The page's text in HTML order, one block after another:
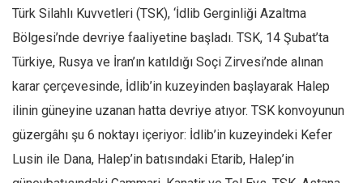
Türk Silahlı Kuvvetleri (TSK), ‘İdlib Gerginliği Azaltma
Bölgesi’nde devriye faaliyetine başladı. TSK, 14 Şubat’ta
Türkiye, Rusya ve İran’ın katıldığı Soçi Zirvesi’nde alınan
karar çerçevesinde, İdlib’in kuzeyinden başlayarak Halep
ilinin güneyine uzanan hatta devriye atıyor. TSK konvoyunun
güzergâhı şu 6 noktayı içeriyor: İdlib’in kuzeyindeki Kefer
Lusin ile Dana, Halep’in batısındaki Etarib, Halep’in